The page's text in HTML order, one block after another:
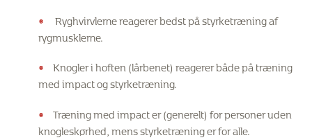
Ryghvirvlerne reagerer bedst på styrketræning af
rygmusklerne.
Knogler i hoften (lårbenet) reagerer både på træning
med impact og styrketræning.
Træning med impact er (generelt) for personer uden
knogleskørhed, mens styrketræning er for alle.